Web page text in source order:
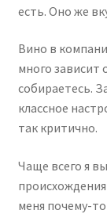
есть. Оно же
Вино в
много зависит
собираетесь.
классное
так критично.
Чаще всего я
меня почему-